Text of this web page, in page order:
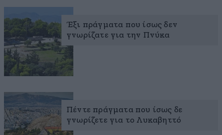
Έξι πράγματα που ίσως δεν
γνωρίζατε για την Πνύκα
Πέντε πράγματα που ίσως δε
γνωρίζετε για το Λυκαβηττό